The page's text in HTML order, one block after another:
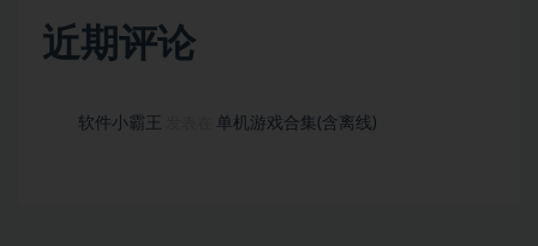
近期评论
软件小霸王 单机游戏合集(含离线)